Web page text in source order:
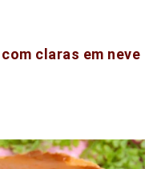
claras em neve